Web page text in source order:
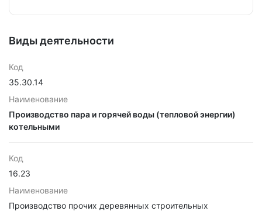
Виды деятельности
Код
35.30.14
Наименование
Производство пара и горячей воды (тепловой энергии)
котельными
Код
16.23
Наименование
Производство прочих деревянных строительных